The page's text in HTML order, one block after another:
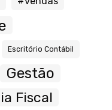
Escritório Contábil
Gestão
Fiscal